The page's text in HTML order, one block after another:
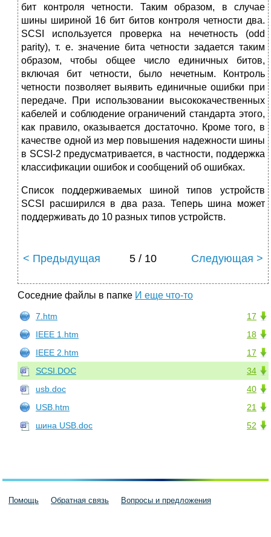
бит контроля четности. Таким образом, в случае
шины шириной 16 бит битов контроля четности два.
SCSI используется проверка на нечетность (odd
parity), т. е. значение бита четности задается таким
образом, чтобы общее число единичных битов,
включая бит четности, было нечетным. Контроль
четности позволяет выявить единичные ошибки при
передаче. При использовании высококачественных
кабелей и соблюдение ограничений стандарта этого,
как правило, оказывается достаточно. Кроме того, в
качестве одной из мер повышения надежности шины
в SCSI-2 предусматривается, в частности, поддержка
классификации ошибок и сообщений об ошибках.
Список поддерживаемых шиной типов устройств
SCSI расширился в два раза. Теперь шина может
поддерживать до 10 разных типов устройств.
< Предыдущая 5 / 10 Следующая >
Соседние файлы в папке И еще что-то
17
7.htm
18
IEEE 1.htm
17
IEEE 2.htm
34
SCSI.DOC
40
usb.doc
21
USB.htm
52
шина USB.doc
Помощь Обратная связь Вопросы и предложения